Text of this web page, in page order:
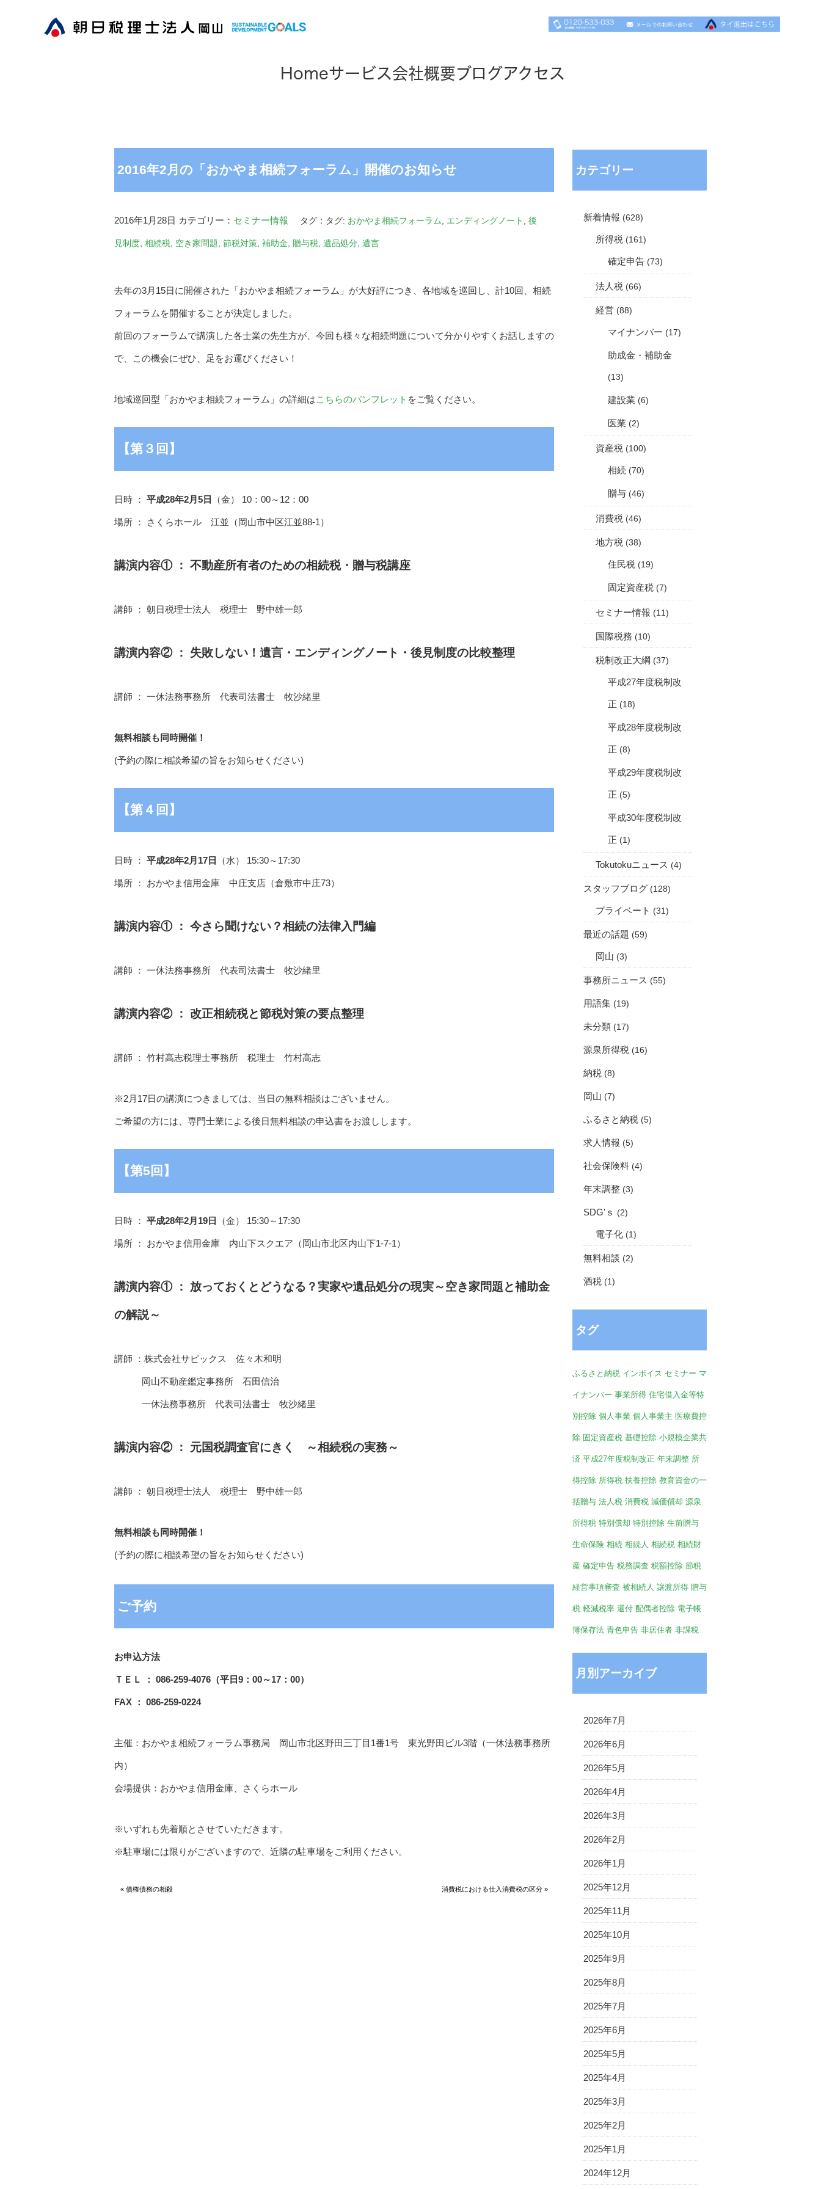
Homeサービス会社概要ブログアクセス
2016年2月の「おかやま相続フォーラム」開催のお知らせ
2016年1月28日 カテゴリー： セミナー情報 タグ：タグ: おかやま相続フォーラム エンディングノート 後
見制度 相続税 空き家問題 節税対策 補助金 贈与税 遺品処分 遺言
去年の3月15日に開催された「おかやま相続フォーラム」が大好評につき、各地域を巡回し、計10回、相続
フォーラムを開催することが決定しました。
前回のフォーラムで講演した各士業の先生方が、今回も様々な相続問題について分かりやすくお話しますの
で、この機会にぜひ、足をお運びください！
地域巡回型「おかやま相続フォーラム」の詳細はこちらのパンフレット をご覧ください。
【第３回】
日時 ： 平成28年2月5日 （金） 10：00～12：00
場所 ： さくらホール 江並（岡山市中区江並88-1）
講演内容① ： 不動産所有者のための相続税・贈与税講座
講師 ： 朝日税理士法人 税理士 野中雄一郎
講演内容② ： 失敗しない！遺言・エンディングノート・後見制度の比較整理
講師 ： 一休法務事務所 代表司法書士 牧沙緒里
無料相談も同時開催！
(予約の際に相談希望の旨をお知らせください)
【第４回】
日時 ： 平成28年2月17日 （水） 15:30～17:30
場所 ： おかやま信用金庫 中庄支店（倉敷市中庄73）
講演内容① ： 今さら聞けない？相続の法律入門編
講師 ： 一休法務事務所 代表司法書士 牧沙緒里
講演内容② ： 改正相続税と節税対策の要点整理
講師 ： 竹村高志税理士事務所 税理士 竹村高志
※2月17日の講演につきましては、当日の無料相談はございません。
ご希望の方には、専門士業による後日無料相談の申込書をお渡しします。
【第5回】
日時 ： 平成28年2月19日 （金） 15:30～17:30
場所 ： おかやま信用金庫 内山下スクエア（岡山市北区内山下1-7-1）
講演内容① ： 放っておくとどうなる？実家や遺品処分の現実～空き家問題と補助金
の解説～
講師 ：株式会社サピックス 佐々木和明
岡山不動産鑑定事務所 石田信治
一休法務事務所 代表司法書士 牧沙緒里
講演内容② ： 元国税調査官にきく ～相続税の実務～
講師 ： 朝日税理士法人 税理士 野中雄一郎
無料相談も同時開催！
(予約の際に相談希望の旨をお知らせください)
ご予約
お申込方法
ＴＥＬ ： 086-259-4076（平日9：00～17：00）
FAX ： 086-259-0224
主催：おかやま相続フォーラム事務局 岡山市北区野田三丁目1番1号 東光野田ビル3階（一休法務事務所
内）
会場提供：おかやま信用金庫、さくらホール
※いずれも先着順とさせていただきます。
※駐車場には限りがございますので、近隣の駐車場をご利用ください。
« 債権債務の相殺 消費税における仕入消費税の区分 »
カテゴリー
新着情報 (628)
所得税 (161)
確定申告 (73)
法人税 (66)
経営 (88)
マイナンバー (17)
助成金・補助金
(13)
建設業 (6)
医業 (2)
資産税 (100)
相続 (70)
贈与 (46)
消費税 (46)
地方税 (38)
住民税 (19)
固定資産税 (7)
セミナー情報 (11)
国際税務 (10)
税制改正大綱 (37)
平成27年度税制改
正 (18)
平成28年度税制改
正 (8)
平成29年度税制改
正 (5)
平成30年度税制改
正 (1)
Tokutokuニュース (4)
スタッフブログ (128)
プライベート (31)
最近の話題 (59)
岡山 (3)
事務所ニュース (55)
用語集 (19)
未分類 (17)
源泉所得税 (16)
納税 (8)
岡山 (7)
ふるさと納税 (5)
求人情報 (5)
社会保険料 (4)
年末調整 (3)
SDG'ｓ (2)
電子化 (1)
無料相談 (2)
酒税 (1)
タグ
ふるさと納税 インボイス セミナー マ
イナンバー 事業所得 住宅借入金等特
別控除 個人事業 個人事業主 医療費控
除 固定資産税 基礎控除 小規模企業共
済 平成27年度税制改正 年末調整 所
得控除 所得税 扶養控除 教育資金の一
括贈与 法人税 消費税 減価償却 源泉
所得税 特別償却 特別控除 生前贈与
生命保険 相続 相続人 相続税 相続財
産 確定申告 税務調査 税額控除 節税
経営事項審査 被相続人 譲渡所得 贈与
税 軽減税率 還付 配偶者控除 電子帳
簿保存法 青色申告 非居住者 非課税
月別アーカイブ
2026年7月
2026年6月
2026年5月
2026年4月
2026年3月
2026年2月
2026年1月
2025年12月
2025年11月
2025年10月
2025年9月
2025年8月
2025年7月
2025年6月
2025年5月
2025年4月
2025年3月
2025年2月
2025年1月
2024年12月